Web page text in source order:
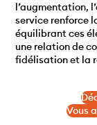
l’augmentation,
service renforce
équilibrant ces
une relation de
fidélisation et la
Vous